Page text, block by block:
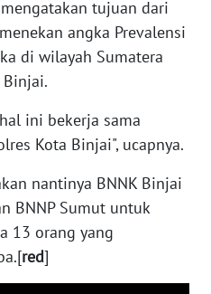
tujuan dari
angka Prevalensi
di wilayah Sumatera
ini bekerja sama
Kota Binjai", ucapnya.
nantinya BNNK Binjai
BNNP Sumut untuk
13 orang yang
red]